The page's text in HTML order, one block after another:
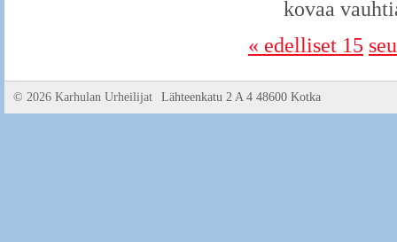
kovaa
« edelliset 15
© 2026 Karhulan Urheilijat Lähteenkatu 2 A 4 48600 Kotka